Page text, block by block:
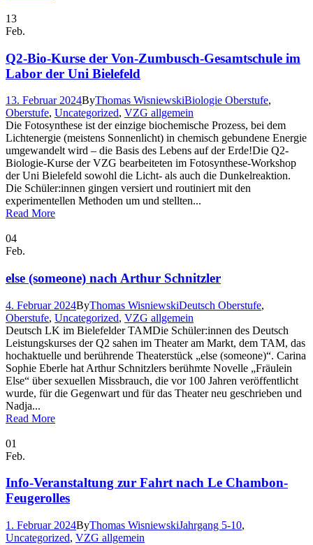
13
Feb.
Q2-Bio-Kurse der Von-Zumbusch-Gesamtschule im
Labor der Uni Bielefeld
13. Februar 2024ByThomas WisniewskiBiologie Oberstufe,
Oberstufe, Uncategorized, VZG allgemein
Die Fotosynthese ist der einzige biochemische Prozess, bei dem
Lichtenergie (meistens Sonnenlicht) in chemisch gebundene Energie
umgewandelt wird – die Basis des Lebens auf der Erde!Die Q2-
Biologie-Kurse der VZG bearbeiteten im Fotosynthese-Workshop
der Uni Bielefeld sowohl die Licht- als auch die Dunkelreaktion.
Die Schüler:innen gingen versiert und routiniert mit den
experimentellen Methoden um und stellten...
Read More
04
Feb.
else (someone) nach Arthur Schnitzler
4. Februar 2024ByThomas WisniewskiDeutsch Oberstufe,
Oberstufe, Uncategorized, VZG allgemein
Deutsch LK im Bielefelder TAMDie Schüler:innen des Deutsch
Leistungskurses der Q2 sahen im Theater am Markt, dem TAM, das
hochaktuelle und berührende Theaterstück „else (someone)“. Carina
Sophie Eberle hat Arthur Schnitzlers berühmte Novelle „Fräulein
Else“ über sexuellen Missbrauch, die vor 100 Jahren veröffentlicht
wurde, für die Gegenwart und für das Theater neu geschrieben und
Nadja...
Read More
01
Feb.
Info-Veranstaltung zur Fahrt nach Le Chambon-
Feugerolles
1. Februar 2024ByThomas WisniewskiJahrgang 5-10,
Uncategorized, VZG allgemein